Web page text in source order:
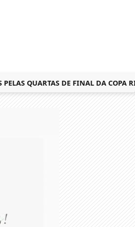
QUARTAS DE FINAL DA COPA RIO